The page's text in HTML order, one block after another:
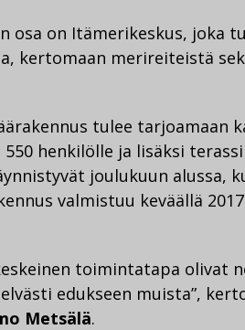
osa on Itämerikeskus, joka
kertomaan merireiteistä
tulee tarjoamaan
henkilölle ja lisäksi
joulukuun alussa,
valmistuu keväällä
toimintatapa olivat
edukseen muista”,
Metsälä.